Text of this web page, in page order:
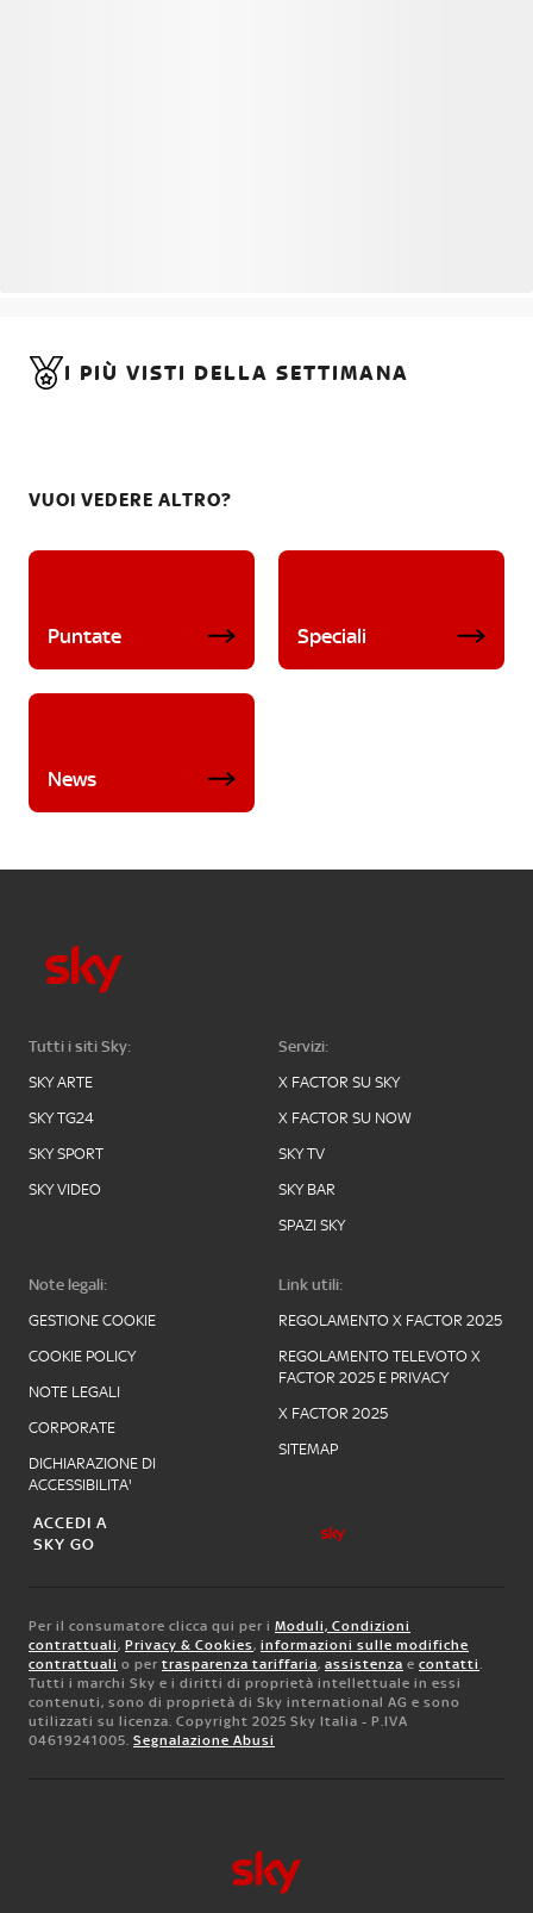
I PIÙ VISTI DELLA SETTIMANA
VUOI VEDERE ALTRO?
Puntate Speciali
News
Tutti i siti Sky:
SKY ARTE
SKY TG24
SKY SPORT
SKY VIDEO
Servizi:
X FACTOR SU SKY
X FACTOR SU NOW
SKY TV
SKY BAR
SPAZI SKY
Note legali:
GESTIONE COOKIE
COOKIE POLICY
NOTE LEGALI
CORPORATE
DICHIARAZIONE DI
ACCESSIBILITA'
Link utili:
REGOLAMENTO X FACTOR 2025
REGOLAMENTO TELEVOTO X
FACTOR 2025 E PRIVACY
X FACTOR 2025
SITEMAP
ACCEDI A
SKY GO
Per il consumatore clicca qui per i Moduli, Condizioni
contrattuali, Privacy & Cookies, informazioni sulle modifiche
contrattuali o per trasparenza tariffaria, assistenza e contatti.
Tutti i marchi Sky e i diritti di proprietà intellettuale in essi
contenuti, sono di proprietà di Sky international AG e sono
utilizzati su licenza. Copyright 2025 Sky Italia - P.IVA
04619241005. Segnalazione Abusi